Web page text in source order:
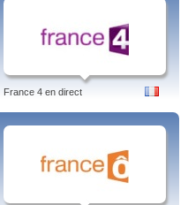
France 4 en direct